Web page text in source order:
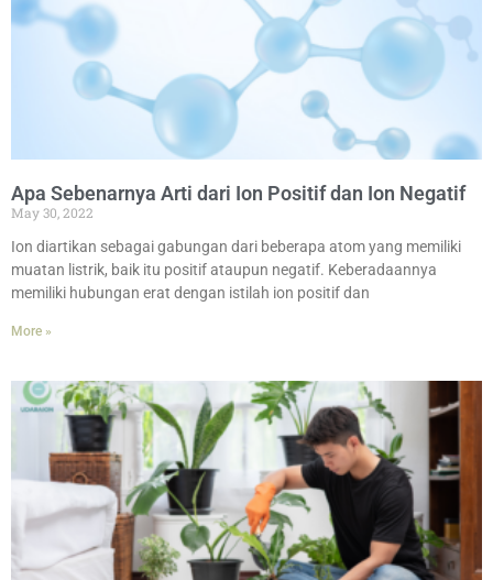
Apa Sebenarnya Arti dari Ion Positif dan Ion Negatif
May 30, 2022
Ion diartikan sebagai gabungan dari beberapa atom yang memiliki
muatan listrik, baik itu positif ataupun negatif. Keberadaannya
memiliki hubungan erat dengan istilah ion positif dan
More »